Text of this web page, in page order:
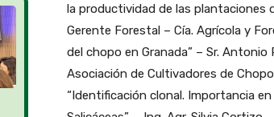
la productividad de las plantaciones
Gerente Forestal – Cía. Agrícola y
del chopo en Granada” – Sr.
Asociación de Cultivadores de
“Identificación clonal. Importancia